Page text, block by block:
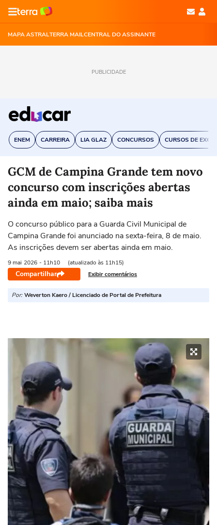
MAPA ASTRALTERRA MAILCENTRAL DO ASSINANTE
PUBLICIDADE
ENEM CARREIRA LIA GLAZ CONCURSOS CURSOS DE EXCEL
GCM de Campina Grande tem novo
concurso com inscrições abertas
ainda em maio; saiba mais
O concurso público para a Guarda Civil Municipal de
Campina Grande foi anunciado na sexta-feira, 8 de maio.
As inscrições devem ser abertas ainda em maio.
9 mai 2026 - 11h10 (atualizado às 11h15)
Compartilhar Exibir comentários
Por: Weverton Kaero / Licenciado de Portal de Prefeitura